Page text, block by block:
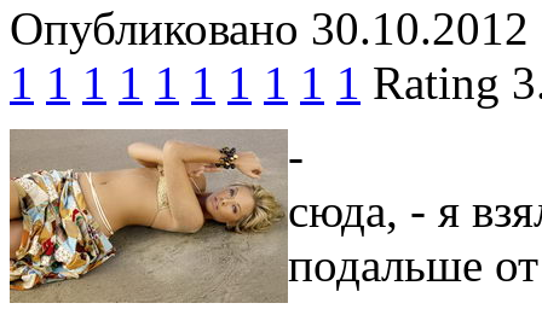
Опубликовано
1 1 1 1 1 1 1 1 1 1 Rating
- Не
сюда, - я
подальше